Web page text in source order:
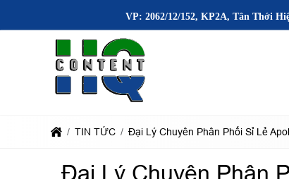
VP: 2062/12/152, KP2A, Tân Thới
TIN TỨC Đại Lý Chuyên Phân Phối Sỉ Lẻ
Đại Lý Chuyên Phân